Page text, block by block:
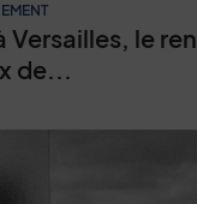
Versailles, le
de...